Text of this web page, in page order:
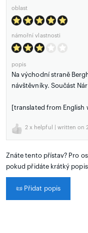
oblast
námořní vlastnosti
popis
Na východní straně
návštěvníky. Součást
[translated from English
2 x helpful | written on
Znáte tento přístav? Pro
pokud přidáte krátký
📜 Přidat popis